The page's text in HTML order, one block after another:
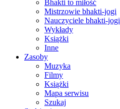
Bhakti to miłość
Mistrzowie bhakti-jogi
Nauczyciele bhakti-jogi
Wykłady
Książki
Inne
Zasoby
Muzyka
Filmy
Książki
Mapa serwisu
Szukaj